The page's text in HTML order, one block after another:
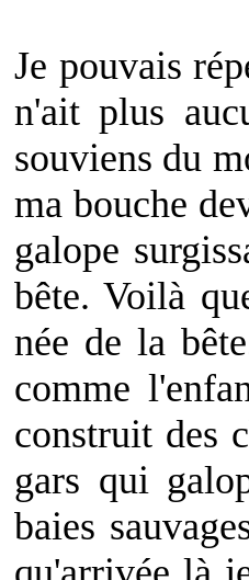
Je pouvais
n'ait plus
souviens du
ma bouche
galope
bête. Voilà
née de la
comme
construit des
gars qui
baies